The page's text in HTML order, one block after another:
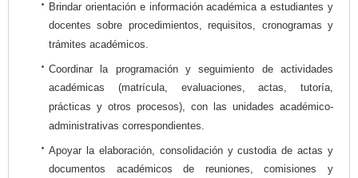
Brindar orientación e información académica a estudiantes y
docentes sobre procedimientos, requisitos, cronogramas y
trámites académicos.
Coordinar la programación y seguimiento de actividades
académicas (matrícula, evaluaciones, actas, tutoría,
prácticas y otros procesos), con las unidades académico-
administrativas correspondientes.
Apoyar la elaboración, consolidación y custodia de actas y
documentos académicos de reuniones, comisiones y